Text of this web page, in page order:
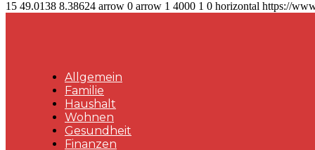
15 49.0138 8.38624 arrow 0 arrow 1 4000 1 0 horizontal https://
Allgemein
Familie
Haushalt
Wohnen
Gesundheit
Finanzen